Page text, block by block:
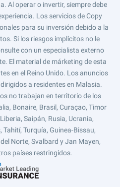
Al operar o invertir, siempre debe
Los servicios de Copy
para su inversión debido a la
Si los riesgos implícitos no le
con un especialista externo
El material de márketing de esta
en el Reino Unido. Los anuncios
a residentes en Malasia.
no trabajan en territorio de los
Bonaire, Brasil, Curaçao, Timor
Saipán, Rusia, Ucrania,
Turquía, Guinea-Bissau,
Norte, Svalbard y Jan Mayen,
países restringidos.